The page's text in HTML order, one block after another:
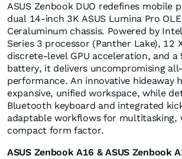
ASUS Zenbook DUO redefines mobile
dual 14-inch 3K ASUS Lumina Pro
Ceraluminum chassis. Powered by
Series 3 processor (Panther Lake), 12
discrete-level GPU acceleration, and a
battery, it delivers uncompromising
performance. An innovative hideaway
expansive, unified workspace, while
Bluetooth keyboard and integrated
adaptable workflows for multitasking,
compact form factor.
ASUS Zenbook A16 & ASUS Zenbook